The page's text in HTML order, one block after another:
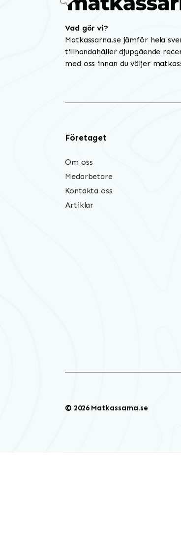
Vad gör vi?
Matkassarna.se jämför hela
tillhandahåller djupgående
med oss innan du väljer
Företaget
Om oss
Medarbetare
Kontakta oss
Artiklar
© 2026 Matkassarna.se